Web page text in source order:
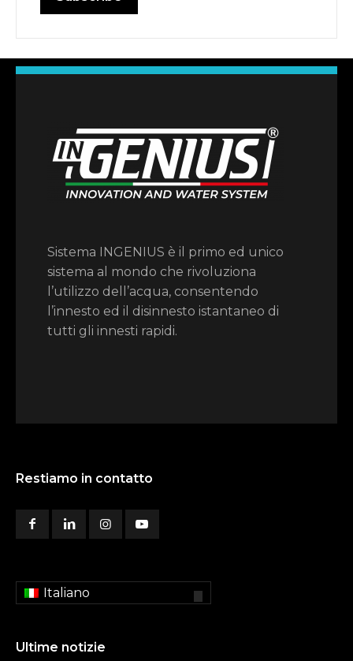
Sistema INGENIUS è il primo ed unico
sistema al mondo che rivoluziona
l’utilizzo dell’acqua, consentendo
l’innesto ed il disinnesto istantaneo di
tutti gli innesti rapidi.
Restiamo in contatto
Italiano
Ultime notizie